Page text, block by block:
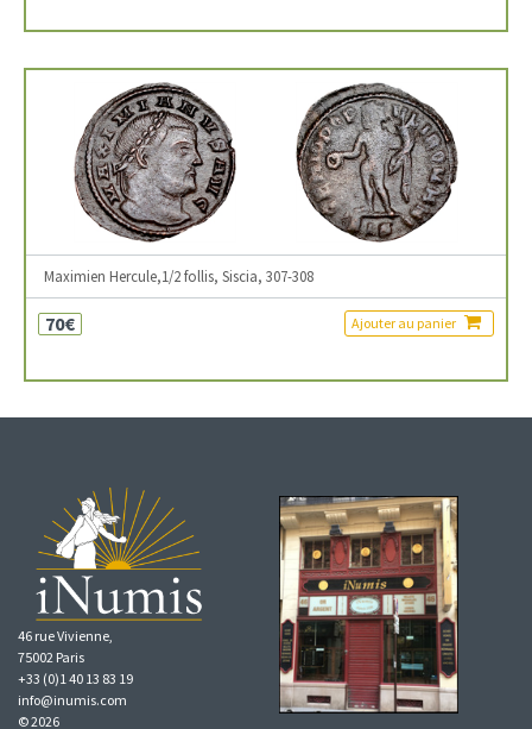
Maximien Hercule,1/2 follis, Siscia, 307-308
70€ Ajouter au panier
46 rue Vivienne,
75002 Paris
+33 (0)1 40 13 83 19
info@inumis.com
© 2026